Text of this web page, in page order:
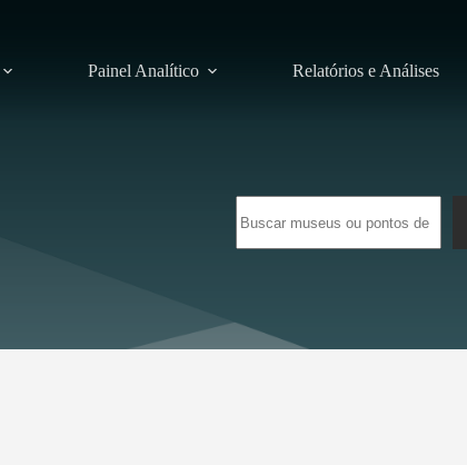
Painel Analítico Relatórios e Análises
resultados